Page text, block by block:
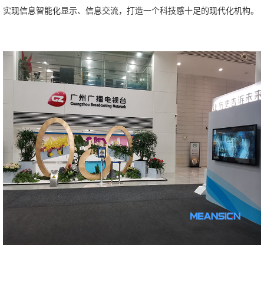
实现信息智能化显示、信息交流，打造一个科技感十足的现代化机构。